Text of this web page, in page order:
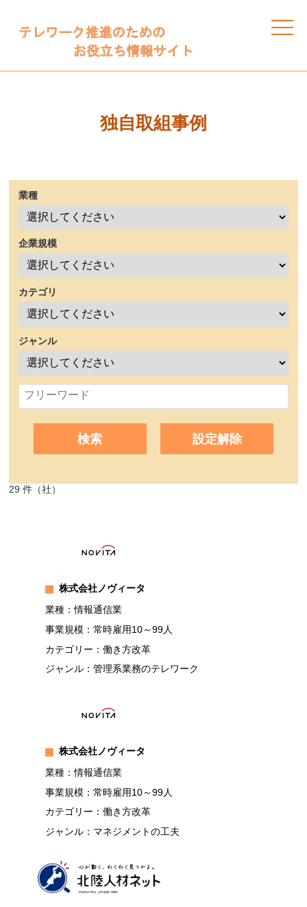
toggle
独自取組事例
業種
企業規模
カテゴリ
ジャンル
検索 設定解除
29 件（社）
株式会社ノヴィータ
業種：情報通信業
事業規模：常時雇用10～99人
カテゴリー：働き方改革
ジャンル：管理系業務のテレワーク
株式会社ノヴィータ
業種：情報通信業
事業規模：常時雇用10～99人
カテゴリー：働き方改革
ジャンル：マネジメントの工夫